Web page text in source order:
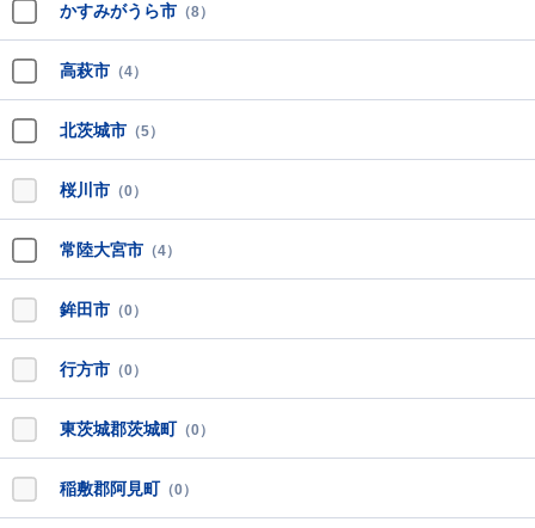
かすみがうら市 （8）
高萩市 （4）
北茨城市 （5）
桜川市 （0）
常陸大宮市 （4）
鉾田市 （0）
行方市 （0）
東茨城郡茨城町 （0）
稲敷郡阿見町 （0）